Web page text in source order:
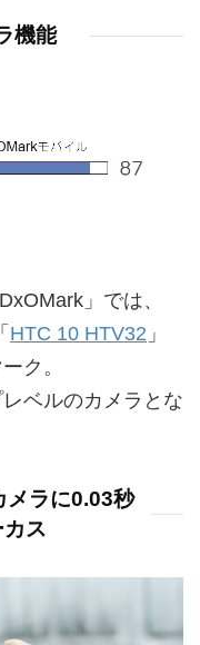
機能
」では、
HTC 10 HTV32 」
ク。
ベルのカメラとな
メラに0.03秒
ス